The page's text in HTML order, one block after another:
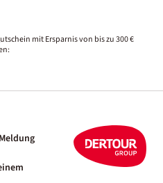
mit Ersparnis von bis zu 300 €